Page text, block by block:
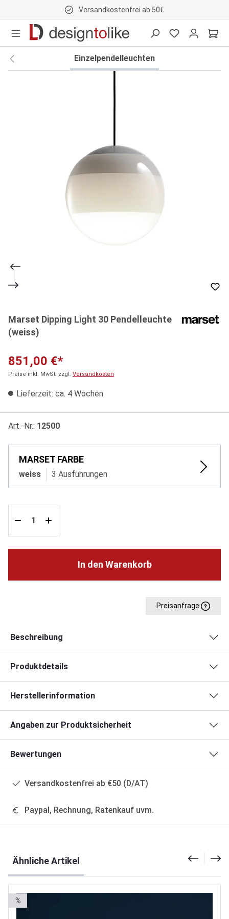
Versandkostenfrei ab 50€
Einzelpendelleuchten
Marset Dipping Light 30 Pendelleuchte
(weiss)
851,00 €*
Preise inkl. MwSt. zzgl. Versandkosten
Lieferzeit: ca. 4 Wochen
Art.-Nr.: 12500
MARSET FARBE
weiss 3 Ausführungen
In den Warenkorb
Preisanfrage
Beschreibung
Produktdetails
Herstellerinformation
Angaben zur Produktsicherheit
Bewertungen
Versandkostenfrei ab €50 (D/AT)
Paypal, Rechnung, Ratenkauf uvm.
Ähnliche Artikel
%